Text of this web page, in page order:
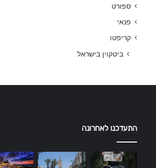
ספורט
פנאי
קריפטו
ביטקוין בישראל
התעדכנו לאחרונה